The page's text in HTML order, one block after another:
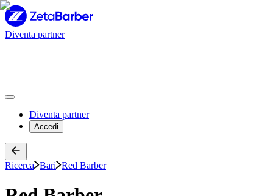
Diventa partner
Diventa partner
Accedi
Ricerca Bari Red Barber